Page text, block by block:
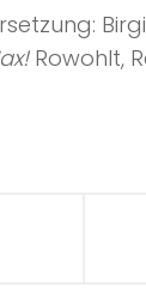
Rowohlt,